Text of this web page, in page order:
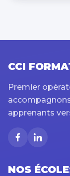
CCI
Premier
apprenants
NOS